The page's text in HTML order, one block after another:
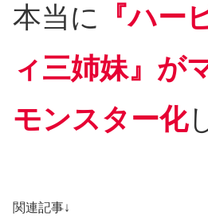
本当に 『ハー
ィ三姉妹』が
モンスター化
関連記事↓